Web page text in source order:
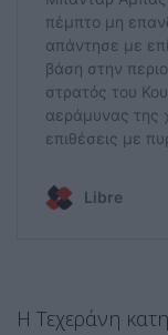
Η Τεχεράνη